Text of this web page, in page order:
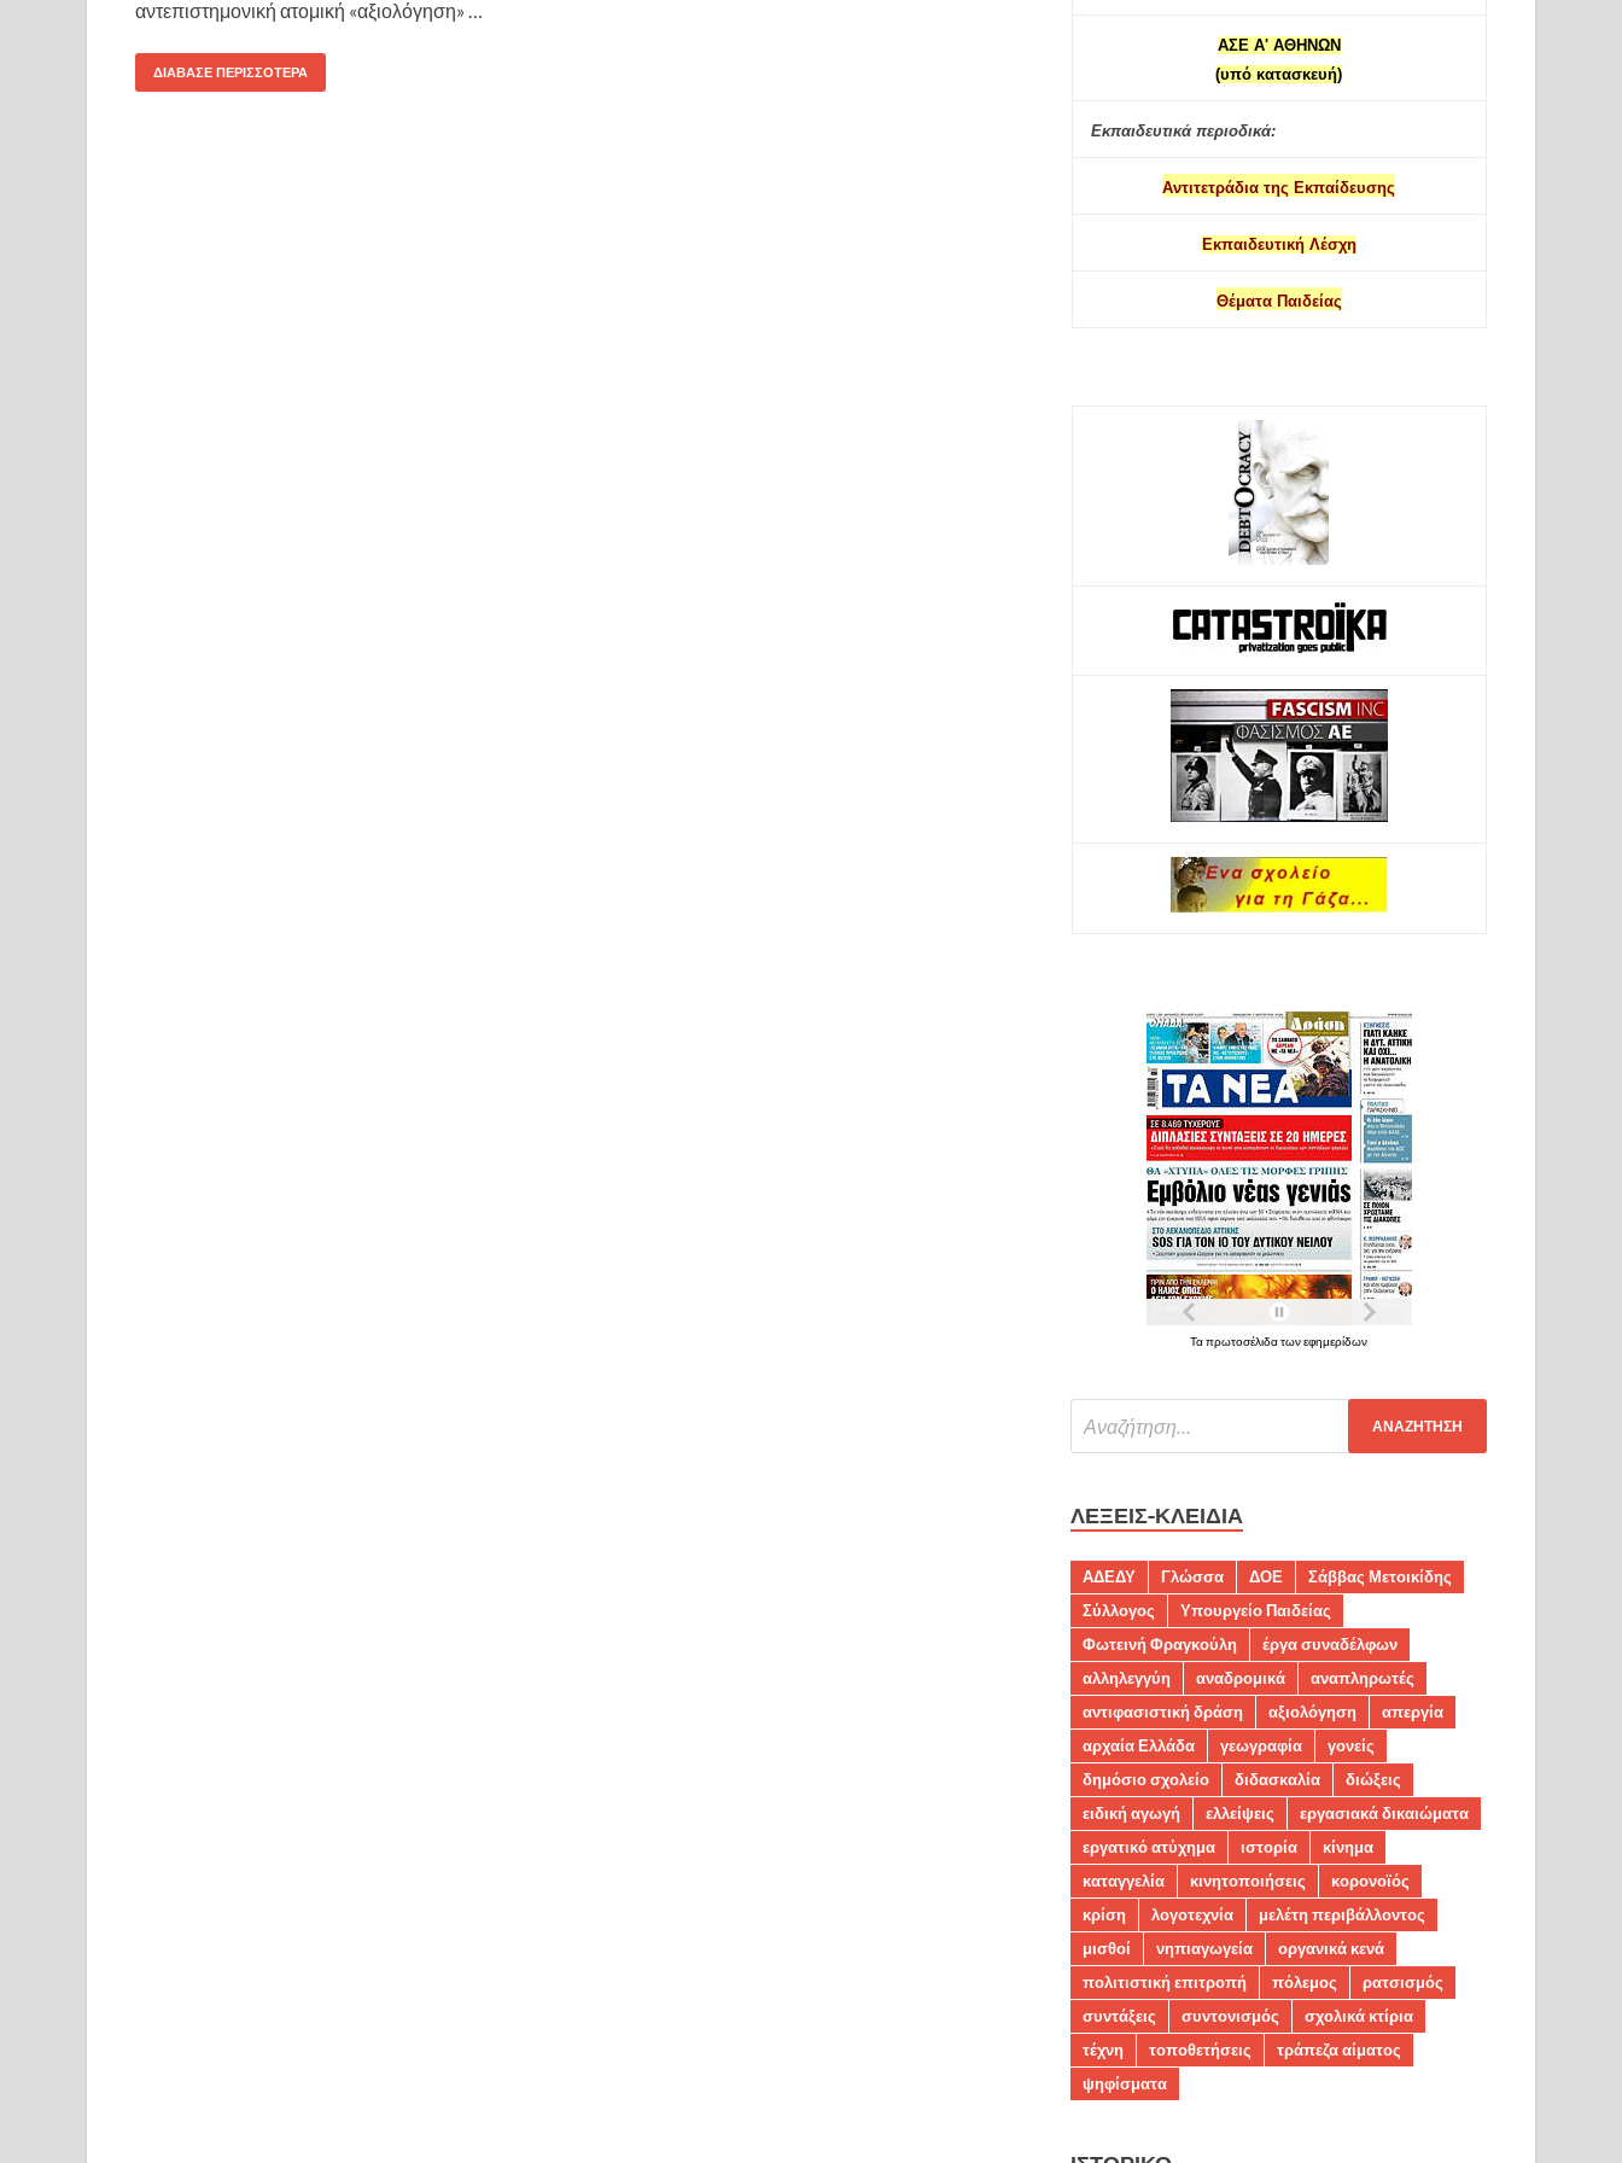
αντεπιστημονική ατομική «αξιολόγηση» …
ΔΙΆΒΑΣΕ ΠΕΡΙΣΣΌΤΕΡΑ
ΑΣΕ Α' ΑΘΗΝΩΝ
(υπό κατασκευή)
Εκπαιδευτικά περιοδικά:
Αντιτετράδια της Εκπαίδευσης
Εκπαιδευτική Λέσχη
Θέματα Παιδείας
Τα πρωτοσέλιδα των εφημερίδων
ΛΈΞΕΙΣ-ΚΛΕΙΔΙΆ
ΑΔΕΔΥ Γλώσσα ΔΟΕ
Σάββας Μετοικίδης
Σύλλογος
Υπουργείο Παιδείας
Φωτεινή Φραγκούλη
έργα συναδέλφων
αλληλεγγύη
αναδρομικά
αναπληρωτές
αντιφασιστική δράση
αξιολόγηση
απεργία
αρχαία Ελλάδα
γεωγραφία
γονείς
δημόσιο σχολείο
διδασκαλία
διώξεις
ειδική αγωγή
ελλείψεις
εργασιακά δικαιώματα
εργατικό ατύχημα
ιστορία
κίνημα
καταγγελία
κινητοποιήσεις
κορονοϊός
κρίση
λογοτεχνία
μελέτη περιβάλλοντος
μισθοί
νηπιαγωγεία
οργανικά κενά
πολιτιστική επιτροπή
πόλεμος
ρατσισμός
συντάξεις
συντονισμός
σχολικά κτίρια
τέχνη
τοποθετήσεις
τράπεζα αίματος
ψηφίσματα